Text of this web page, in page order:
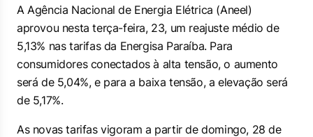
A Agência Nacional de Energia Elétrica (Aneel)
aprovou nesta terça-feira, 23, um reajuste médio de
5,13% nas tarifas da Energisa Paraíba. Para
consumidores conectados à alta tensão, o aumento
será de 5,04%, e para a baixa tensão, a elevação será
de 5,17%.
As novas tarifas vigoram a partir de domingo, 28 de